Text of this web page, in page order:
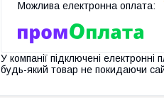
У компанії підключені
будь-який товар не покидаючи